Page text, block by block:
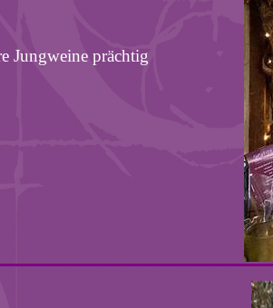
Jungweine prächtig